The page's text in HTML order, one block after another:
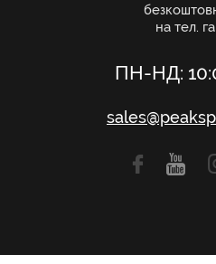
на тел.
ПН-НД: